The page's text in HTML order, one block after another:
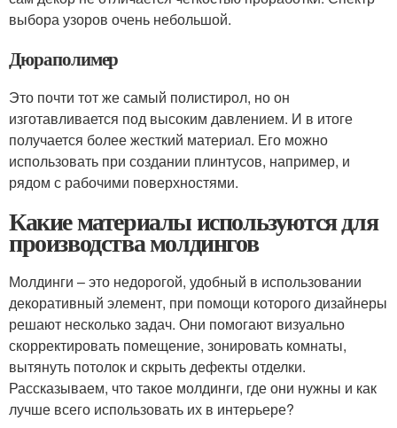
выбора узоров очень небольшой.
Дюраполимер
Это почти тот же самый полистирол, но он
изготавливается под высоким давлением. И в итоге
получается более жесткий материал. Его можно
использовать при создании плинтусов, например, и
рядом с рабочими поверхностями.
Какие материалы используются для
производства молдингов
Молдинги – это недорогой, удобный в использовании
декоративный элемент, при помощи которого дизайнеры
решают несколько задач. Они помогают визуально
скорректировать помещение, зонировать комнаты,
вытянуть потолок и скрыть дефекты отделки.
Рассказываем, что такое молдинги, где они нужны и как
лучше всего использовать их в интерьере?